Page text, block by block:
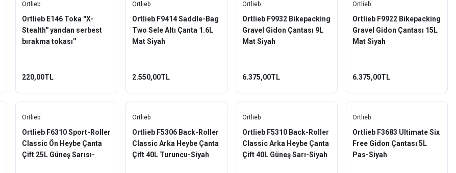
Ortlieb
Ortlieb E146 Toka ''X-
Stealth'' yandan serbest
bırakma tokası''
220,00TL
Ortlieb
Ortlieb F9414 Saddle-Bag
Two Sele Altı Çanta 1.6L
Mat Siyah
2.550,00TL
Ortlieb
Ortlieb F9932 Bikepacking
Gravel Gidon Çantası 9L
Mat Siyah
6.375,00TL
Ortlieb
Ortlieb F9922 Bikepacking
Gravel Gidon Çantası 15L
Mat Siyah
6.375,00TL
Ortlieb
Ortlieb F6310 Sport-Roller
Classic Ön Heybe Çanta
Çift 25L Güneş Sarısı-
Ortlieb
Ortlieb F5306 Back-Roller
Classic Arka Heybe Çanta
Çift 40L Turuncu-Siyah
Ortlieb
Ortlieb F5310 Back-Roller
Classic Arka Heybe Çanta
Çift 40L Güneş Sarı-Siyah
Ortlieb
Ortlieb F3683 Ultimate Six
Free Gidon Çantası 5L
Pas-Siyah